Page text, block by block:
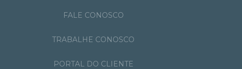
FALE CONOSCO
TRABALHE CONOSCO
PORTAL DO CLIENTE